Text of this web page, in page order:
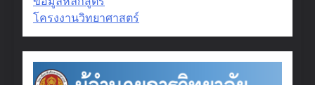
โครงงานวิทยาศาสตร์